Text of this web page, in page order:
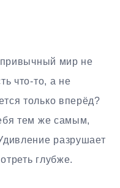
привычный мир не
что-то, а не
только вперёд?
тем же самым,
разрушает
глубже.